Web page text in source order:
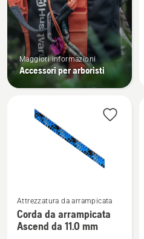
Maggiori informazioni
Accessori per arboristi
maggiori
dettagli
su
Attrezzatura da arrampicata
Corda da arrampicata
Ascend da 11.0 mm